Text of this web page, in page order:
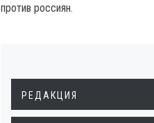
против россиян.
РЕДАКЦИЯ